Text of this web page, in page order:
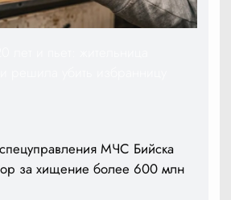
МЧС Бийска
за хищение более 600 млн